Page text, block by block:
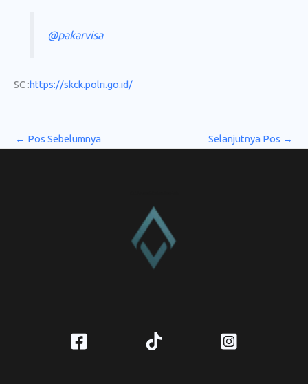
@pakarvisa
SC :https://skck.polri.go.id/
← Pos Sebelumnya Selanjutnya Pos →